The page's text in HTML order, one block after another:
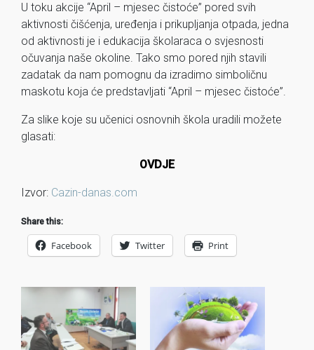
U toku akcije “April – mjesec čistoće” pored svih
aktivnosti čišćenja, uređenja i prikupljanja otpada, jedna
od aktivnosti je i edukacija školaraca o svjesnosti
očuvanja naše okoline. Tako smo pored njih stavili
zadatak da nam pomognu da izradimo simboličnu
maskotu koja će predstavljati “April – mjesec čistoće”.
Za slike koje su učenici osnovnih škola uradili možete
glasati:
OVDJE
Izvor: Cazin-danas.com
Share this:
Facebook Twitter Print